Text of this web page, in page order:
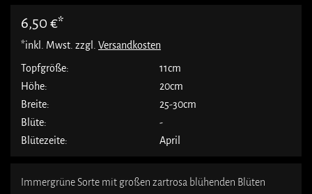
6,50 €
*inkl. Mwst. zzgl. Versandkosten
Topfgröße:
11cm
Höhe:
20cm
Breite:
25-30cm
Blüte:
-
Blütezeite:
April
Immergrüne Sorte mit großen zartrosa blühenden Blüten